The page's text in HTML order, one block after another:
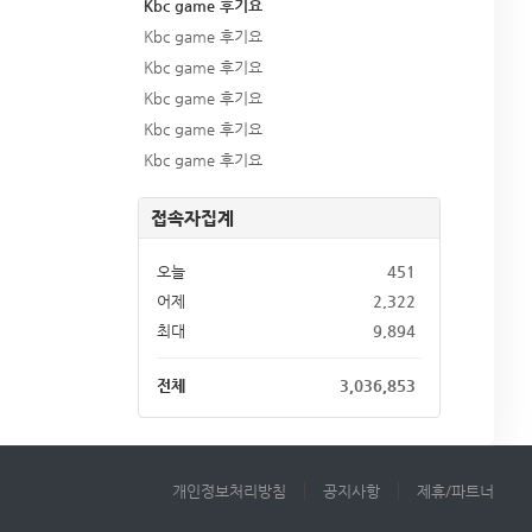
Kbc game 후기요
Kbc game 후기요
Kbc game 후기요
Kbc game 후기요
Kbc game 후기요
Kbc game 후기요
접속자집계
오늘
451
어제
2,322
최대
9,894
전체 3,036,853
개인정보처리방침 공지사항 제휴/파트너